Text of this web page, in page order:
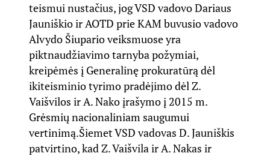
teismui nustačius, jog VSD vadovo Dariaus
Jauniškio ir AOTD prie KAM buvusio vadovo
Alvydo Šiupario veiksmuose yra
piktnaudžiavimo tarnyba požymiai,
kreipėmės į Generalinę prokuratūrą dėl
ikiteisminio tyrimo pradėjimo dėl Z.
Vaišvilos ir A. Nako įrašymo į 2015 m.
Grėsmių nacionaliniam saugumui
vertinimą.Šiemet VSD vadovas D. Jauniškis
patvirtino, kad Z. Vaišvila ir A. Nakas ir